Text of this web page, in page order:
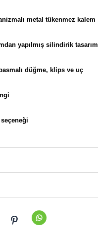
metal tükenmez kalem
yapılmış silindirik tasarım
düğme, klips ve uç